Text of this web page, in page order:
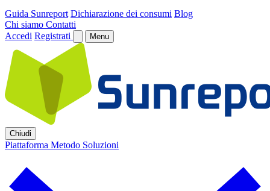
Guida Sunreport Dichiarazione dei consumi Blog
Chi siamo Contatti
Accedi Registrati Menu
Chiudi
Piattaforma Metodo Soluzioni